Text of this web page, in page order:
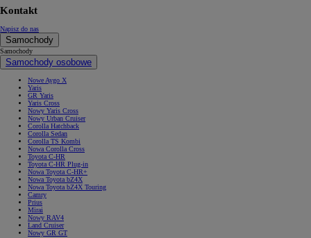
Kontakt
Napisz do nas
Samochody
Samochody
Samochody osobowe
Nowe Aygo X
Yaris
GR Yaris
Yaris Cross
Nowy Yaris Cross
Nowy Urban Cruiser
Corolla Hatchback
Corolla Sedan
Corolla TS Kombi
Nowa Corolla Cross
Toyota C-HR
Toyota C-HR Plug-in
Nowa Toyota C-HR+
Nowa Toyota bZ4X
Nowa Toyota bZ4X Touring
Camry
Prius
Mirai
Nowy RAV4
Land Cruiser
Nowy GR GT